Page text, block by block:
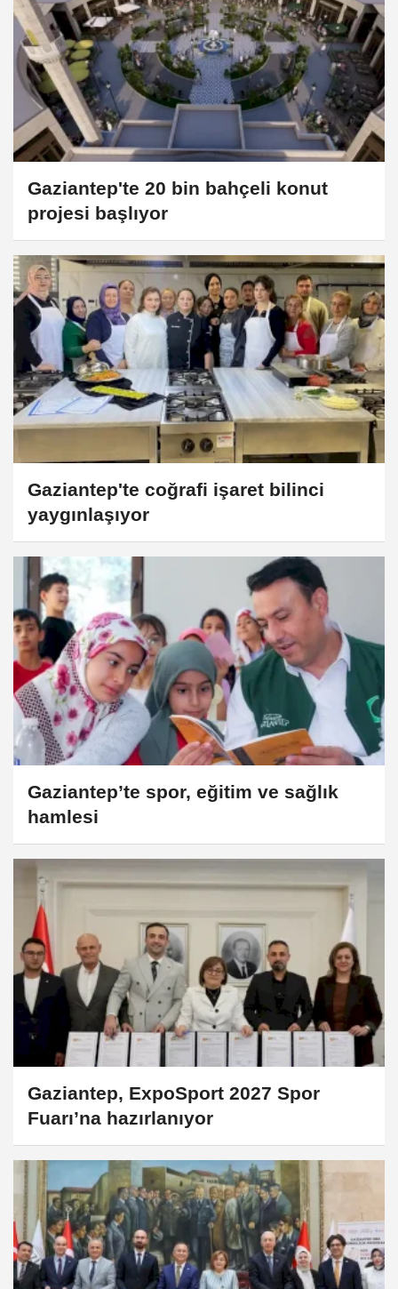
Gaziantep'te 20 bin bahçeli konut
projesi başlıyor
Gaziantep'te coğrafi işaret bilinci
yaygınlaşıyor
Gaziantep’te spor, eğitim ve sağlık
hamlesi
Gaziantep, ExpoSport 2027 Spor
Fuarı’na hazırlanıyor